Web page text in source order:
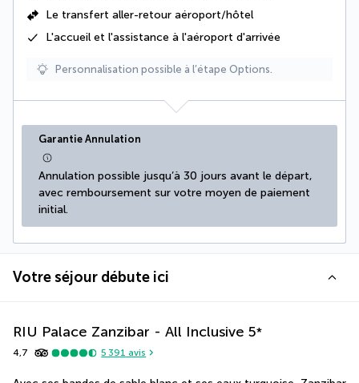
Le transfert aller-retour aéroport/hôtel
L'accueil et l'assistance à l'aéroport d'arrivée
Personnalisation possible à l’étape Options.
Garantie Annulation
Annulation possible jusqu’à 30 jours avant le départ,
avec remboursement sur votre moyen de paiement
initial.
Votre séjour débute ici
RIU Palace Zanzibar - All Inclusive 5*
4,7 5 391 avis